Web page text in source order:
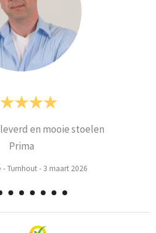
en mooie stoelen
Prima
-Turnhout- 3 maart 2026